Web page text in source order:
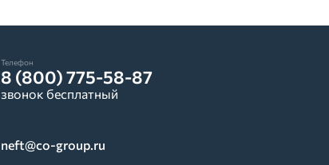
Телефон
8 (800) 775-58-87
звонок бесплатный
neft@co-group.ru